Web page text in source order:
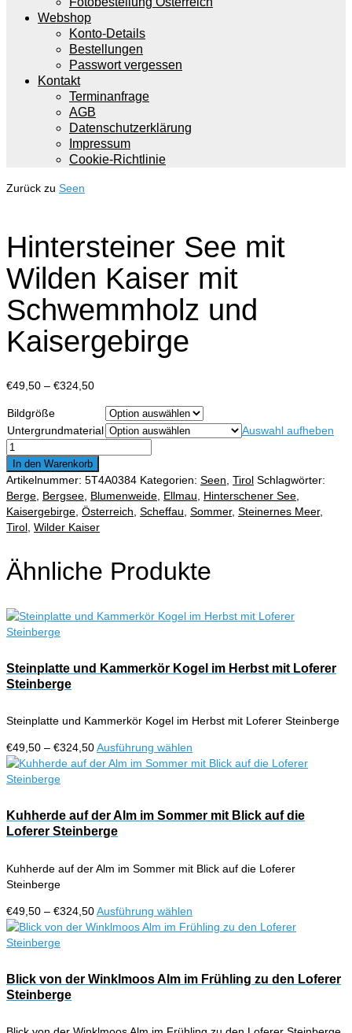
Webshop
Konto-Details
Bestellungen
Passwort vergessen
Kontakt
Terminanfrage
AGB
Datenschutzerklärung
Impressum
Cookie-Richtlinie
Zurück zu Seen
Hintersteiner See mit
Wilden Kaiser mit
Schwemmholz und
Kaisergebirge
€49,50 – €324,50Preisspanne:
€324,50
Bildgröße
Untergrundmaterial
Auswahl aufheben
Hintersteiner
See
mit
Wilden
Kaiser
mit
und
Kaisergebirge
In den Warenkorb
Artikelnummer: 5T4A0384 Kategorien: Seen Tirol Schlagwörter:
Berge Bergsee Blumenweide Ellmau Hinterschener See
Kaisergebirge Österreich Scheffau Sommer, Steinernes Meer,
Tirol Wilder Kaiser
Ähnliche Produkte
Steinplatte und Kammerkör Kogel im Herbst mit Loferer
Steinberge
Steinplatte und Kammerkör Kogel im Herbst mit Loferer Steinberge
€49,50 – €324,50Preisspanne:
€49,50
Ausführung wählen
Produkt
Varianten
auf.
können
Produktseite
gewählt
Kuhherde auf der Alm im Sommer mit Blick auf die
Loferer Steinberge
Kuhherde auf der Alm im Sommer mit Blick auf die Loferer
Steinberge
€49,50 – €324,50Preisspanne:
€49,50
Ausführung wählen
Produkt
Varianten
auf.
Blick von der Winklmoos Alm im Frühling zu den Loferer
Steinberge